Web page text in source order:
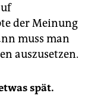
der Meinung
muss man
auszusetzen.
spät.